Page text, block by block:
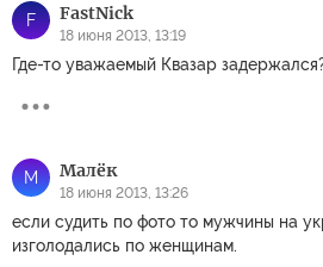
F FastNick
18 июня 2013, 13:19
Где-то уважаемый Квазар
М Малёк
18 июня 2013, 13:26
если судить по фото то мужчины на
изголодались по женщинам.